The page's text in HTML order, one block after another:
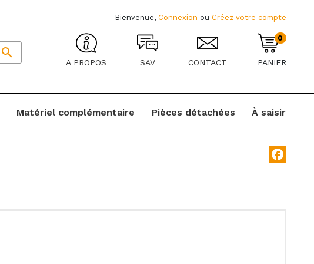

Bienvenue, Connexion ou Créez votre compte
A PROPOS SAV CONTACT
0
PANIER
Matériel complémentaire Pièces détachées À saisir
facebook